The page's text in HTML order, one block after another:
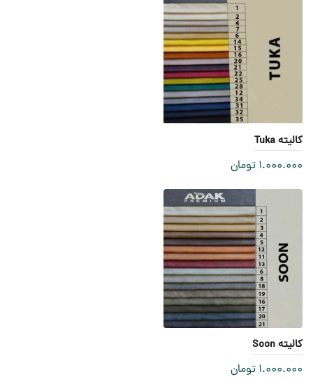
کالیته Tuka
1.000.000 تومان
کالیته Soon
1.000.000 تومان